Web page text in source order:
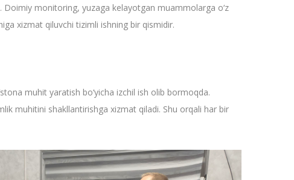
Doimiy monitoring, yuzaga kelayotgan muammolarga o‘z
xizmat qiluvchi tizimli ishning bir qismidir.
muhit yaratish bo‘yicha izchil ish olib bormoqda.
muhitini shakllantirishga xizmat qiladi. Shu orqali har bir